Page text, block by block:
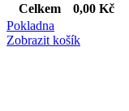
Celkem
0,00 Kč
Pokladna
Zobrazit košík